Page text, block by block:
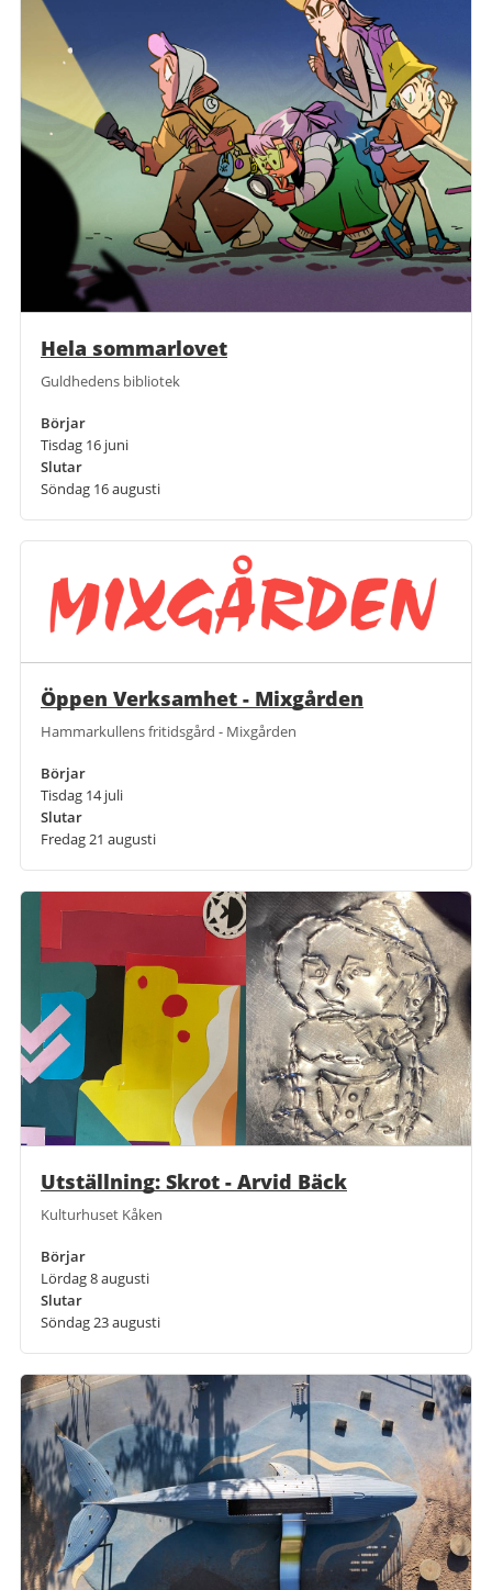
Hela sommarlovet
Guldhedens bibliotek
Börjar
Tisdag 16 juni
Slutar
Söndag 16 augusti
Öppen Verksamhet - Mixgården
Hammarkullens fritidsgård - Mixgården
Börjar
Tisdag 14 juli
Slutar
Fredag 21 augusti
Utställning: Skrot - Arvid Bäck
Kulturhuset Kåken
Börjar
Lördag 8 augusti
Slutar
Söndag 23 augusti